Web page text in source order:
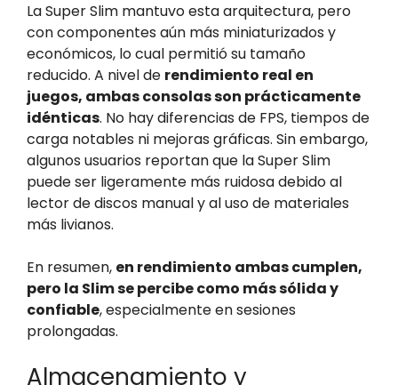
La Super Slim mantuvo esta arquitectura, pero
con componentes aún más miniaturizados y
económicos, lo cual permitió su tamaño
reducido. A nivel de rendimiento real en
juegos, ambas consolas son prácticamente
idénticas. No hay diferencias de FPS, tiempos de
carga notables ni mejoras gráficas. Sin embargo,
algunos usuarios reportan que la Super Slim
puede ser ligeramente más ruidosa debido al
lector de discos manual y al uso de materiales
más livianos.
En resumen, en rendimiento ambas cumplen,
pero la Slim se percibe como más sólida y
confiable, especialmente en sesiones
prolongadas.
Almacenamiento y